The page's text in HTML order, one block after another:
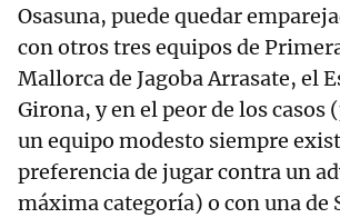
Osasuna, puede quedar
con otros tres equipos de
Mallorca de Jagoba Arrasate, el
Girona, y en el peor de los casos
un equipo modesto siempre
preferencia de jugar contra un
máxima categoría) o con una de